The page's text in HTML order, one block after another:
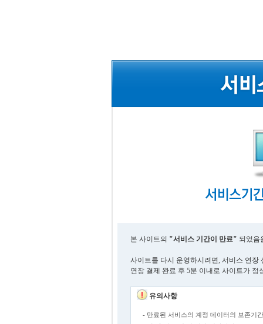
본 사이트의 "서비스 기간이 만료" 되었음
사이트를 다시 운영하시려면, 서비스 연장
연장 결제 완료 후 5분 이내로 사이트가 정
유의사항
- 만료된 서비스의 계정 데이터의 보존기